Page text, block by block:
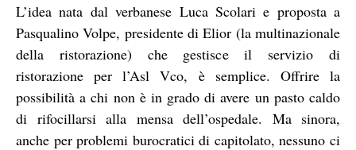
L’idea nata dal verbanese Luca Scolari e proposta a
Pasqualino Volpe, presidente di Elior (la multinazionale
della ristorazione) che gestisce il servizio di
ristorazione per l’Asl Vco, è semplice. Offrire la
possibilità a chi non è in grado di avere un pasto caldo
di rifocillarsi alla mensa dell’ospedale. Ma sinora,
anche per problemi burocratici di capitolato, nessuno ci